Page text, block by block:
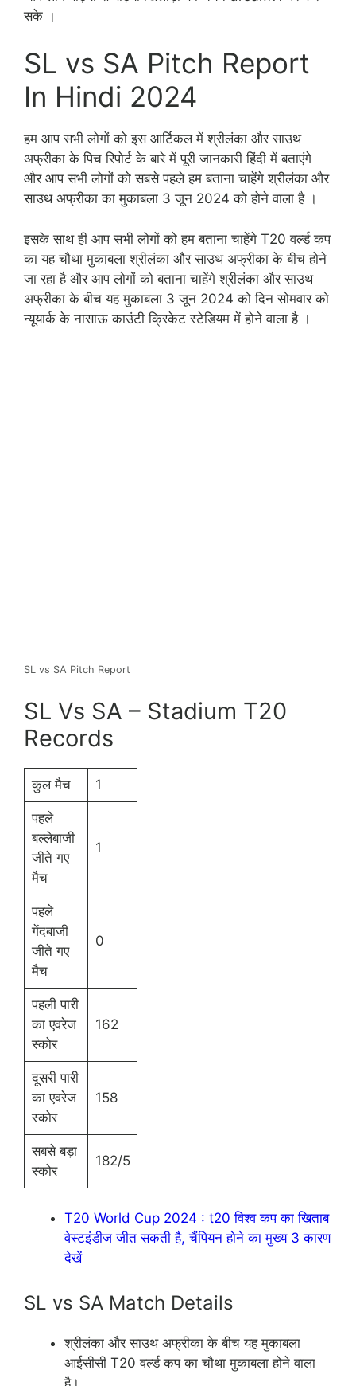
सके ।
SL vs SA Pitch Report
In Hindi 2024
हम आप सभी लोगों को इस आर्टिकल में श्रीलंका और साउथ
अफ्रीका के पिच रिपोर्ट के बारे में पूरी जानकारी हिंदी में बताएंगे
और आप सभी लोगों को सबसे पहले हम बताना चाहेंगे श्रीलंका और
साउथ अफ्रीका का मुकाबला 3 जून 2024 को होने वाला है ।
इसके साथ ही आप सभी लोगों को हम बताना चाहेंगे T20 वर्ल्ड कप
का यह चौथा मुकाबला श्रीलंका और साउथ अफ्रीका के बीच होने
जा रहा है और आप लोगों को बताना चाहेंगे श्रीलंका और साउथ
अफ्रीका के बीच यह मुकाबला 3 जून 2024 को दिन सोमवार को
न्यूयार्क के नासाऊ काउंटी क्रिकेट स्टेडियम में होने वाला है ।
SL vs SA Pitch Report
SL Vs SA – Stadium T20
Records
कुल मैच 1
पहले
बल्लेबाजी
जीते गए
मैच
1
पहले
गेंदबाजी
जीते गए
मैच
0
पहली पारी
का एवरेज
स्कोर
162
दूसरी पारी
का एवरेज
स्कोर
158
सबसे बड़ा
स्कोर
182/5
T20 World Cup 2024 : t20 विश्व कप का खिताब
वेस्टइंडीज जीत सकती है, चैंपियन होने का मुख्य 3 कारण
देखें
SL vs SA Match Details
श्रीलंका और साउथ अफ्रीका के बीच यह मुकाबला
आईसीसी T20 वर्ल्ड कप का चौथा मुकाबला होने वाला
है।